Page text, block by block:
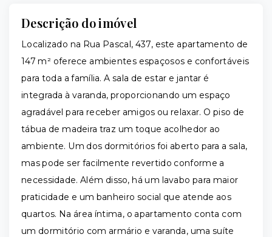
Descrição do imóvel
Localizado na Rua Pascal, 437, este apartamento de
147 m² oferece ambientes espaçosos e confortáveis
para toda a família. A sala de estar e jantar é
integrada à varanda, proporcionando um espaço
agradável para receber amigos ou relaxar. O piso de
tábua de madeira traz um toque acolhedor ao
ambiente. Um dos dormitórios foi aberto para a sala,
mas pode ser facilmente revertido conforme a
necessidade. Além disso, há um lavabo para maior
praticidade e um banheiro social que atende aos
quartos. Na área íntima, o apartamento conta com
um dormitório com armário e varanda, uma suíte